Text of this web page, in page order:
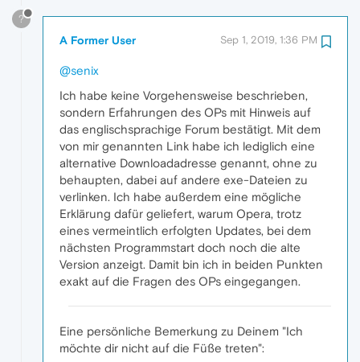
?
A Former User Sep 1, 2019, 1:36 PM
@senix
Ich habe keine Vorgehensweise beschrieben,
sondern Erfahrungen des OPs mit Hinweis auf
das englischsprachige Forum bestätigt. Mit dem
von mir genannten Link habe ich lediglich eine
alternative Downloadadresse genannt, ohne zu
behaupten, dabei auf andere exe-Dateien zu
verlinken. Ich habe außerdem eine mögliche
Erklärung dafür geliefert, warum Opera, trotz
eines vermeintlich erfolgten Updates, bei dem
nächsten Programmstart doch noch die alte
Version anzeigt. Damit bin ich in beiden Punkten
exakt auf die Fragen des OPs eingegangen.
Eine persönliche Bemerkung zu Deinem "Ich
möchte dir nicht auf die Füße treten":